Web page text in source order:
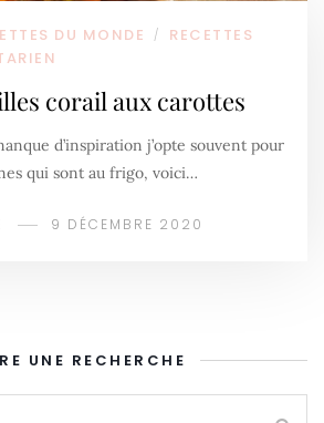
DU MONDE /
RECETTES
corail aux carottes
d’inspiration j’opte souvent pour
qui sont au frigo, voici…
9 DÉCEMBRE 2020
UNE RECHERCHE